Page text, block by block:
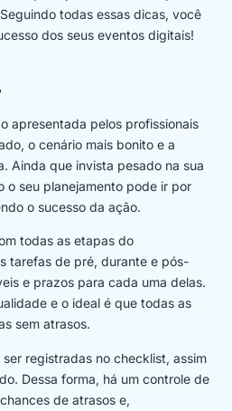
todas essas dicas, você
dos seus eventos digitais!
apresentada pelos profissionais
o cenário mais bonito e a
Ainda que invista pesado na sua
o seu planejamento pode ir por
o sucesso da ação.
todas as etapas do
tarefas de pré, durante e pós-
e prazos para cada uma delas.
e o ideal é que todas as
sem atrasos.
registradas no checklist, assim
Dessa forma, há um controle de
de atrasos e,